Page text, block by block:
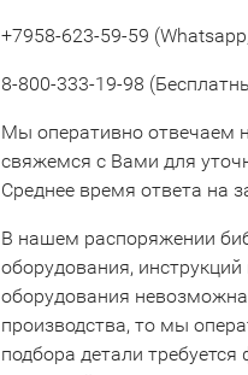
+7958-623-59-59
8-800-333-19-98
Мы оперативно отвечаем
свяжемся с Вами для
Среднее время ответа на
В нашем распоряжении
оборудования,
оборудования
производства, то мы
подбора детали